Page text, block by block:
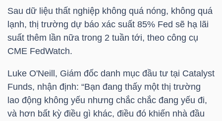
Sau dữ liệu thất nghiệp không quá nóng, không quá
lạnh, thị trường dự báo xác suất 85% Fed sẽ hạ lãi
suất thêm lần nữa trong 2 tuần tới, theo công cụ
CME FedWatch.
Luke O'Neill, Giám đốc danh mục đầu tư tại Catalyst
Funds, nhận định: “Bạn đang thấy một thị trường
lao động không yếu nhưng chắc chắc đang yếu đi,
và hơn bất kỳ điều gì khác, điều đó khiến nhà đầu
PHÂN
TÍCH
VIETSTOCKFINANCE